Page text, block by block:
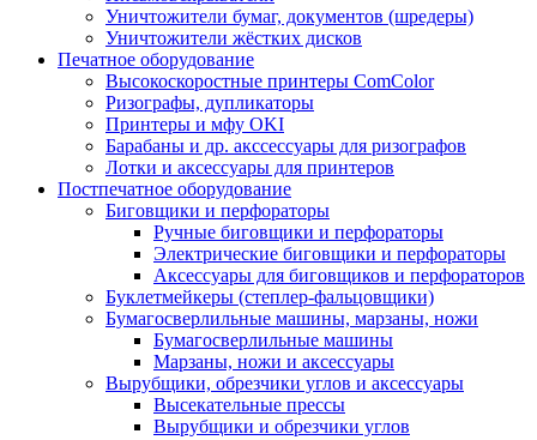
Уничтожители бумаг, документов (шредеры)
Уничтожители жёстких дисков
Печатное оборудование
Высокоскоростные принтеры ComColor
Ризографы, дупликаторы
Принтеры и мфу OKI
Барабаны и др. акссессуары для ризографов
Лотки и аксессуары для принтеров
Постпечатное оборудование
Биговщики и перфораторы
Ручные биговщики и перфораторы
Электрические биговщики и перфораторы
Аксессуары для биговщиков и перфораторов
Буклетмейкеры (степлер-фальцовщики)
Бумагосверлильные машины, марзаны, ножи
Бумагосверлильные машины
Марзаны, ножи и аксессуары
Вырубщики, обрезчики углов и аксессуары
Высекательные прессы
Вырубщики и обрезчики углов